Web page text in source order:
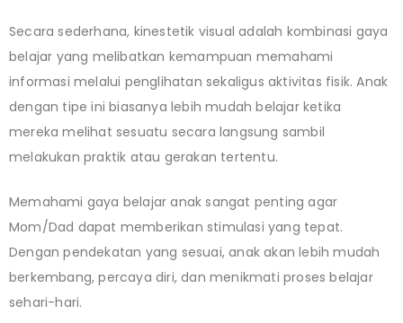
Secara sederhana, kinestetik visual adalah kombinasi gaya
belajar yang melibatkan kemampuan memahami
informasi melalui penglihatan sekaligus aktivitas fisik. Anak
dengan tipe ini biasanya lebih mudah belajar ketika
mereka melihat sesuatu secara langsung sambil
melakukan praktik atau gerakan tertentu.
Memahami gaya belajar anak sangat penting agar
Mom/Dad dapat memberikan stimulasi yang tepat.
Dengan pendekatan yang sesuai, anak akan lebih mudah
berkembang, percaya diri, dan menikmati proses belajar
sehari-hari.